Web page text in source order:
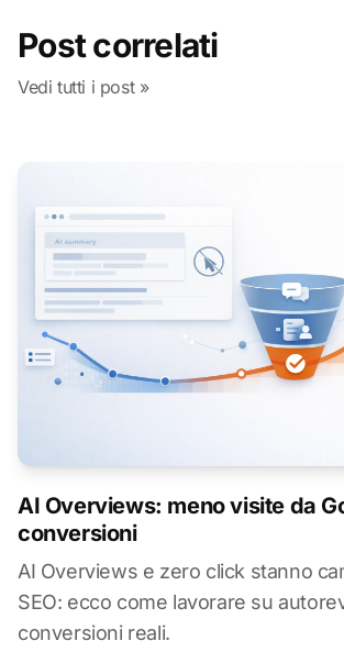
Post correlati
Vedi tutti i post »
AI Overviews: meno visite da
conversioni
AI Overviews e zero click stanno
SEO: ecco come lavorare su
conversioni reali.